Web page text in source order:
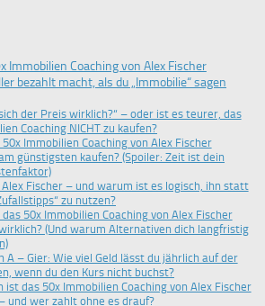
Immobilien Coaching von Alex Fischer
bezahlt macht, als du „Immobilie“ sagen
der Preis wirklich?“ – oder ist es teurer, das
Coaching NICHT zu kaufen?
Immobilien Coaching von Alex Fischer
günstigsten kaufen? (Spoiler: Zeit ist dein
Fischer – und warum ist es logisch, ihn statt
zu nutzen?
50x Immobilien Coaching von Alex Fischer
(Und warum Alternativen dich langfristig
A – Gier: Wie viel Geld lässt du jährlich auf der
wenn du den Kurs nicht buchst?
ist das 50x Immobilien Coaching von Alex Fischer
und wer zahlt ohne es drauf?